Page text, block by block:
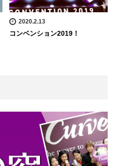
2020.2.13
コンベンション2019！